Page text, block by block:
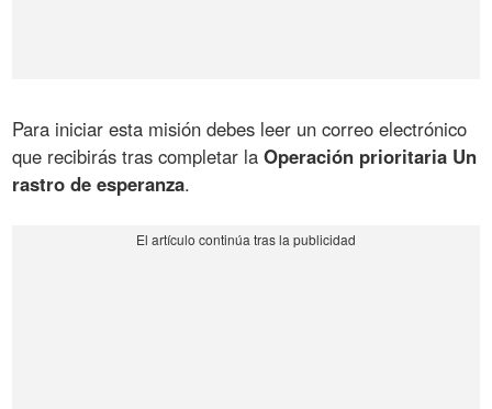
Para iniciar esta misión debes leer un correo electrónico
que recibirás tras completar laOperación prioritaria Un
rastro de esperanza.